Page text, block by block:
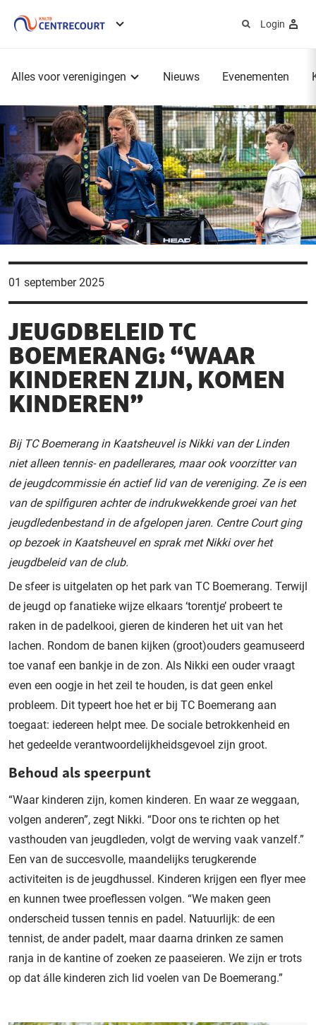
Login
Alles voor verenigingen Nieuws Evenementen
01 september 2025
JEUGDBELEID TC
BOEMERANG: “WAAR
KINDEREN ZIJN, KOMEN
KINDEREN”
Bij TC Boemerang in Kaatsheuvel is Nikki van der Linden
niet alleen tennis- en padellerares, maar ook voorzitter van
de jeugdcommissie én actief lid van de vereniging. Ze is een
van de spilfiguren achter de indrukwekkende groei van het
jeugdledenbestand in de afgelopen jaren. Centre Court ging
op bezoek in Kaatsheuvel en sprak met Nikki over het
jeugdbeleid van de club.
De sfeer is uitgelaten op het park van TC Boemerang. Terwijl
de jeugd op fanatieke wijze elkaars ‘torentje’ probeert te
raken in de padelkooi, gieren de kinderen het uit van het
lachen. Rondom de banen kijken (groot)ouders geamuseerd
toe vanaf een bankje in de zon. Als Nikki een ouder vraagt
even een oogje in het zeil te houden, is dat geen enkel
probleem. Dit typeert hoe het er bij TC Boemerang aan
toegaat: iedereen helpt mee. De sociale betrokkenheid en
het gedeelde verantwoordelijkheidsgevoel zijn groot.
Behoud als speerpunt
“Waar kinderen zijn, komen kinderen. En waar ze weggaan,
volgen anderen”, zegt Nikki. “Door ons te richten op het
vasthouden van jeugdleden, volgt de werving vaak vanzelf.”
Een van de succesvolle, maandelijks terugkerende
activiteiten is de jeugdhussel. Kinderen krijgen een flyer mee
en kunnen twee proeflessen volgen. “We maken geen
onderscheid tussen tennis en padel. Natuurlijk: de een
tennist, de ander padelt, maar daarna drinken ze samen
ranja in de kantine of zoeken ze paaseieren. We zijn er trots
op dat álle kinderen zich lid voelen van De Boemerang.”